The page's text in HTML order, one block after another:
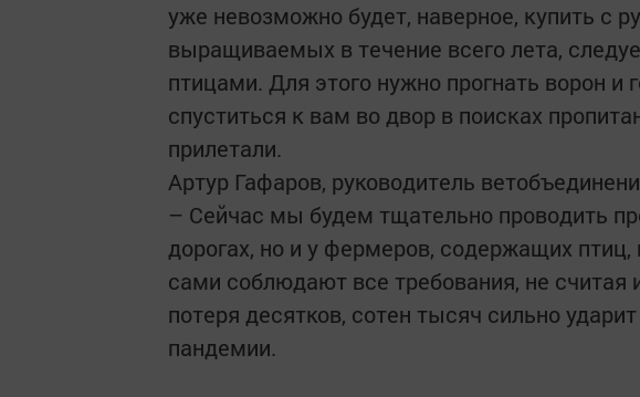
уже невозможно будет, наверное, купить с
выращиваемых в течение всего лета,
птицами. Для этого нужно прогнать ворон и
спуститься к вам во двор в поисках
прилетали.
Артур Гафаров, руководитель
– Сейчас мы будем тщательно проводить
дорогах, но и у фермеров, содержащих
сами соблюдают все требования, не
потеря десятков, сотен тысяч сильно
пандемии.